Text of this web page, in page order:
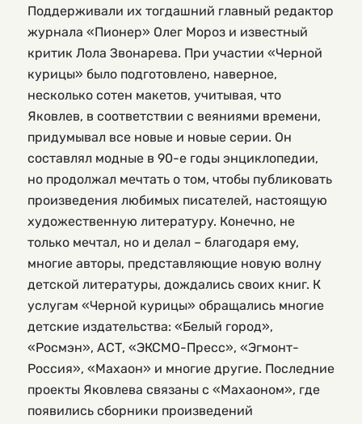
Поддерживали их тогдашний главный редактор
журнала «Пионер» Олег Мороз и известный
критик Лола Звонарева. При участии «Черной
курицы» было подготовлено, наверное,
несколько сотен макетов, учитывая, что
Яковлев, в соответствии с веяниями времени,
придумывал все новые и новые серии. Он
составлял модные в 90-е годы энциклопедии,
но продолжал мечтать о том, чтобы публиковать
произведения любимых писателей, настоящую
художественную литературу. Конечно, не
только мечтал, но и делал – благодаря ему,
многие авторы, представляющие новую волну
детской литературы, дождались своих книг. К
услугам «Черной курицы» обращались многие
детские издательства: «Белый город»,
«Росмэн», АСТ, «ЭКСМО-Пресс», «Эгмонт-
Россия», «Махаон» и многие другие. Последние
проекты Яковлева связаны с «Махаоном», где
появились сборники произведений